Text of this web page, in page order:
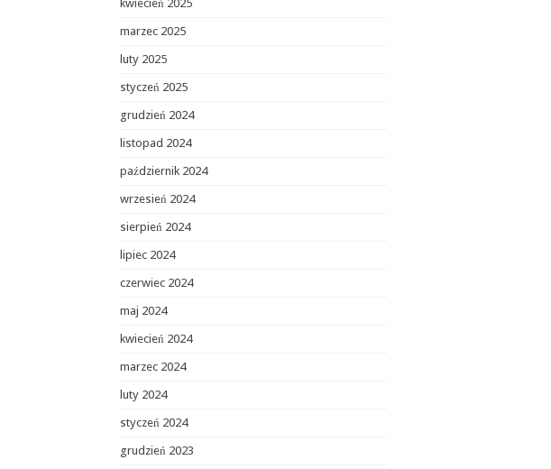
kwiecień 2025
marzec 2025
luty 2025
styczeń 2025
grudzień 2024
listopad 2024
październik 2024
wrzesień 2024
sierpień 2024
lipiec 2024
czerwiec 2024
maj 2024
kwiecień 2024
marzec 2024
luty 2024
styczeń 2024
grudzień 2023